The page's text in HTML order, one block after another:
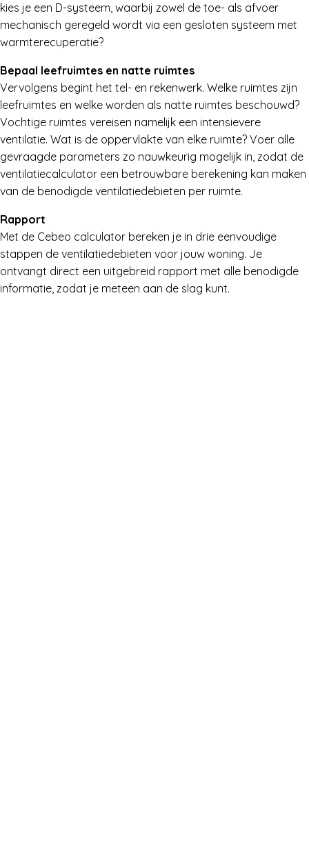
kies je een D-systeem, waarbij zowel de toe- als afvoer
mechanisch geregeld wordt via een gesloten systeem met
warmterecuperatie?
Bepaal leefruimtes en natte ruimtes
Vervolgens begint het tel- en rekenwerk. Welke ruimtes zijn
leefruimtes en welke worden als natte ruimtes beschouwd?
Vochtige ruimtes vereisen namelijk een intensievere
ventilatie. Wat is de oppervlakte van elke ruimte? Voer alle
gevraagde parameters zo nauwkeurig mogelijk in, zodat de
ventilatiecalculator een betrouwbare berekening kan maken
van de benodigde ventilatiedebieten per ruimte.
Rapport
Met de Cebeo calculator bereken je in drie eenvoudige
stappen de ventilatiedebieten voor jouw woning. Je
ontvangt direct een uitgebreid rapport met alle benodigde
informatie, zodat je meteen aan de slag kunt.